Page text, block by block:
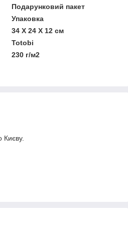
Подарунковий пакет
Упаковка
34 Х 24 Х 12 см
Totobi
230 г/м2
Києву.